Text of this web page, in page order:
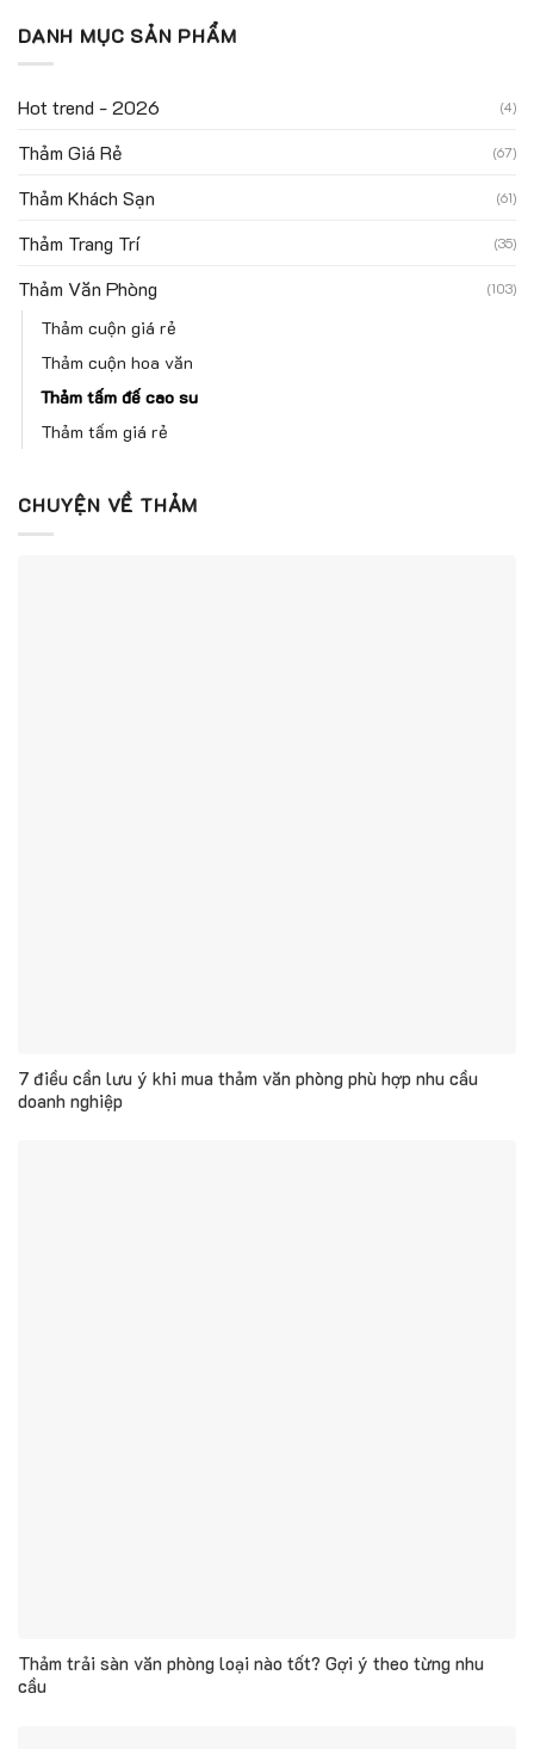
DANH MỤC SẢN PHẨM
Hot trend - 2026 (4)
Thảm Giá Rẻ (67)
Thảm Khách Sạn (61)
Thảm Trang Trí (35)
Thảm Văn Phòng (103)
Thảm cuộn giá rẻ
Thảm cuộn hoa văn
Thảm tấm đế cao su
Thảm tấm giá rẻ
CHUYỆN VỀ THẢM
7 điều cần lưu ý khi mua thảm văn phòng phù hợp nhu cầu
doanh nghiệp
Thảm trải sàn văn phòng loại nào tốt? Gợi ý theo từng nhu
cầu